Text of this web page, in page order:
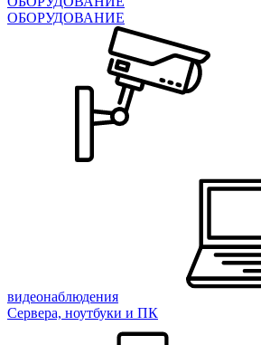
ОБОРУДОВАНИЕ
видеонаблюдения
Сервера, ноутбуки и ПК